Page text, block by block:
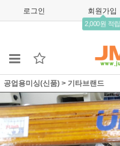
로그인 회원가입
2,000원 적립
공업용미싱(신품) > 기타브랜드